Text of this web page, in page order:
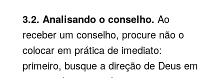
3.2. Analisando o conselho. Ao
receber um conselho, procure não o
colocar em prática de imediato:
primeiro, busque a direção de Deus em